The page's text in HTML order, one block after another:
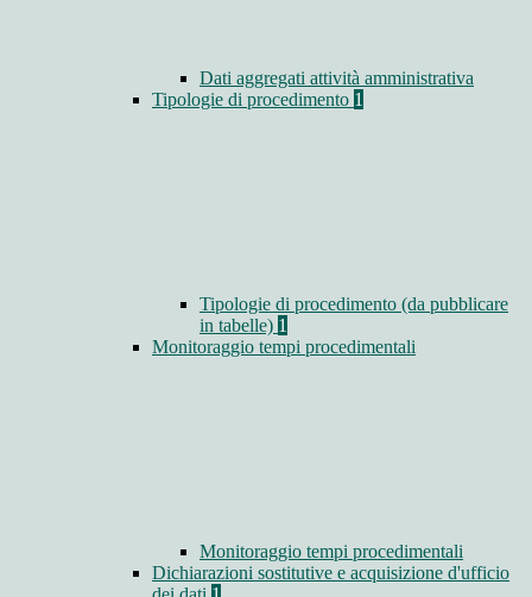
Dati aggregati attività amministrativa
Tipologie di procedimento 1
Tipologie di procedimento (da pubblicare
in tabelle) 1
Monitoraggio tempi procedimentali
Monitoraggio tempi procedimentali
Dichiarazioni sostitutive e acquisizione d'ufficio